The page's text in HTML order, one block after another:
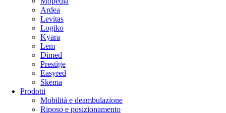
Ardea
Levitas
Logiko
Kyara
Lem
Dimed
Prestige
Easyred
Skema
Prodotti
Mobilità e deambulazione
Riposo e posizionamento